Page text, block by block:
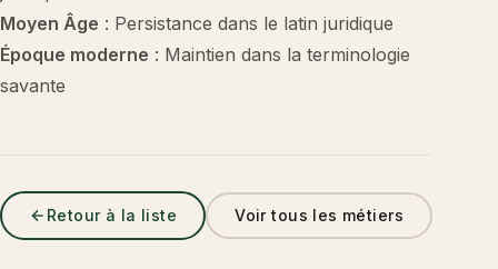
Moyen Âge : Persistance dans le latin juridique
Époque moderne : Maintien dans la terminologie
savante
Retour à la liste Voir tous les métiers